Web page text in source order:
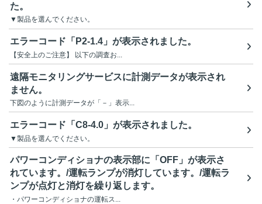
た。
▼製品を選んでください。
エラーコード「P2-1.4」が表示されました。
【安全上のご注意】 以下の調査お...
遠隔モニタリングサービスに計測データが表示され
ません。
下図のように計測データが「－」表示...
エラーコード「C8-4.0」が表示されました。
▼製品を選んでください。
パワーコンディショナの表示部に「OFF」が表示さ
れています。/運転ランプが消灯しています。/運転ラ
ンプが点灯と消灯を繰り返します。
・パワーコンディショナの運転ス...